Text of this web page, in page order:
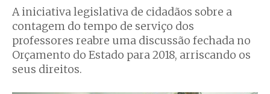
A iniciativa legislativa de cidadãos sobre a
contagem do tempo de serviço dos
professores reabre uma discussão fechada no
Orçamento do Estado para 2018, arriscando os
seus direitos.